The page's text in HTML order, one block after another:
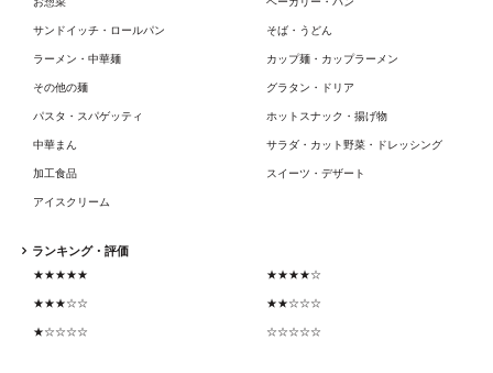
サンドイッチ・ロールパン そば・うどん
ラーメン・中華麺 カップ麺・カップラーメン
その他の麺 グラタン・ドリア
パスタ・スパゲッティ ホットスナック・揚げ物
中華まん サラダ・カット野菜・ドレッシング
加工食品 スイーツ・デザート
アイスクリーム
ランキング・評価
★★★★★ ★★★★☆
★★★☆☆ ★★☆☆☆
★☆☆☆☆ ☆☆☆☆☆